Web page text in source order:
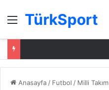
Menü
TürkSport
Anasayfa / Futbol / Milli Takım